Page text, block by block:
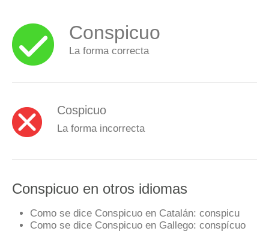
Conspicuo
La forma correcta
Cospicuo
La forma incorrecta
Conspicuo en otros idiomas
Como se dice Conspicuo en Catalán: conspicu
Como se dice Conspicuo en Gallego: conspícuo